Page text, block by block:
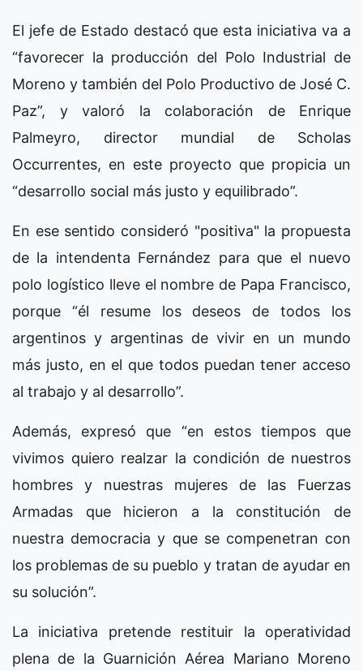
El jefe de Estado destacó que esta iniciativa va a
“favorecer la producción del Polo Industrial de
Moreno y también del Polo Productivo de José C.
Paz”, y valoró la colaboración de Enrique
Palmeyro, director mundial de Scholas
Occurrentes, en este proyecto que propicia un
“desarrollo social más justo y equilibrado”.
En ese sentido consideró "positiva" la propuesta
de la intendenta Fernández para que el nuevo
polo logístico lleve el nombre de Papa Francisco,
porque “él resume los deseos de todos los
argentinos y argentinas de vivir en un mundo
más justo, en el que todos puedan tener acceso
al trabajo y al desarrollo”.
Además, expresó que “en estos tiempos que
vivimos quiero realzar la condición de nuestros
hombres y nuestras mujeres de las Fuerzas
Armadas que hicieron a la constitución de
nuestra democracia y que se compenetran con
los problemas de su pueblo y tratan de ayudar en
su solución”.
La iniciativa pretende restituir la operatividad
plena de la Guarnición Aérea Mariano Moreno